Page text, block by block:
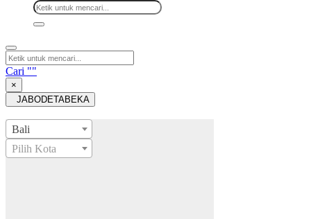
Cari ""
×
JABODETABEKA
Bali
Pilih Kota